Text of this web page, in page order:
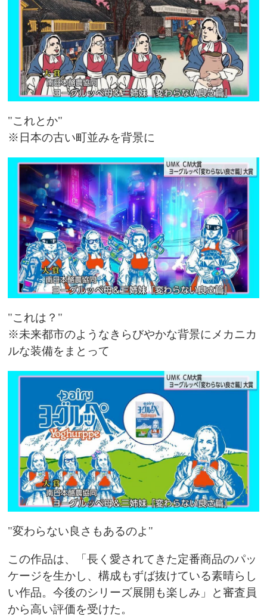
"これとか"
※日本の古い町並みを背景に
"これは？"
※未来都市のようなきらびやかな背景にメカニカ
ルな装備をまとって
"変わらない良さもあるのよ"
この作品は、「長く愛されてきた定番商品のパッ
ケージを生かし、構成もずば抜けている素晴らし
い作品。今後のシリーズ展開も楽しみ」と審査員
から高い評価を受けた。